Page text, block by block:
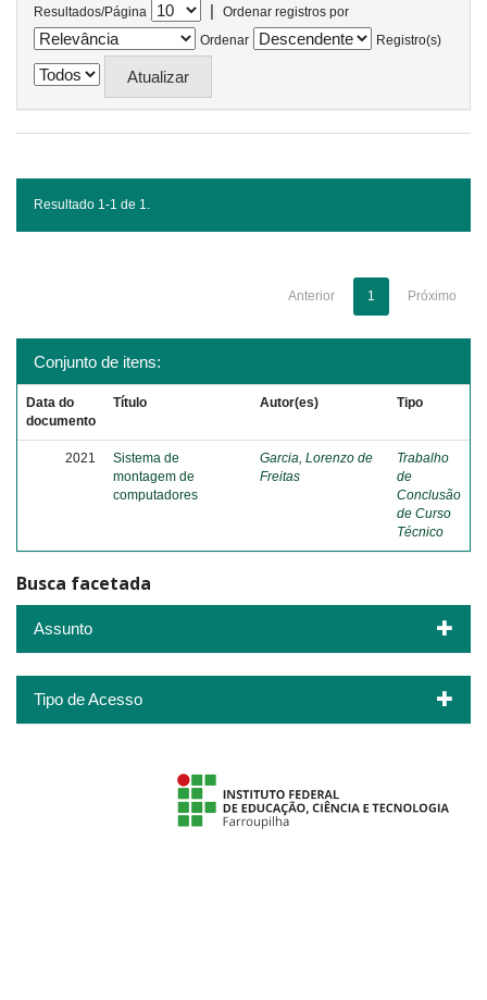
Resultados/Página |
Ordenar registros por
Ordenar
Registro(s)
Resultado 1-1 de 1.
Anterior 1 Próximo
Conjunto de itens:
Data do
documento
Título Autor(es) Tipo
2021
Sistema de
montagem de
computadores
Garcia, Lorenzo de
Freitas
Trabalho
de
Conclusão
de Curso
Técnico
Busca facetada
Assunto
Tipo de Acesso